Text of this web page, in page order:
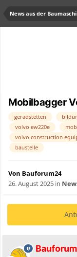
Mobilbagger
geradstetten
volvo ew220e
volvo construction
baustelle
Von Bauforum24
26. August 2025 in